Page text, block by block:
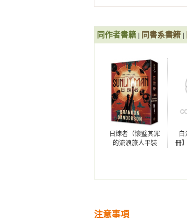
作者官網：
相關著作：《白沙．卷1
卷2（邪惡奇幻天才布蘭
惡奇幻天才布蘭登．山
贈「山德森之年寰宇藏
版！）》《白沙．卷2（
山德森首部圖像小說全
沙而行」，邪惡奇幻天
鎔金：謎金（完結篇）
（限量贈品，典藏燙金
下冊》《無名之子》《
版）》《颶光典籍三部
同作者書籍 同書系書籍
日煉者（懷璧其罪
的流浪旅人平裝
白
冊
注意事項